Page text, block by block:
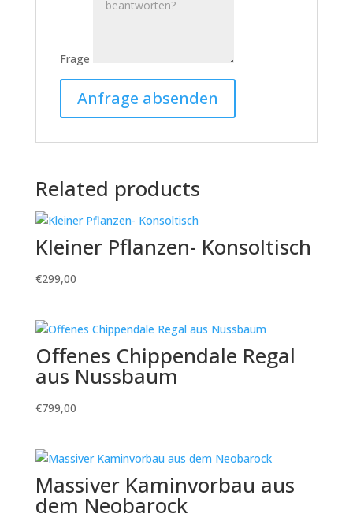
Frage
Related products
Kleiner Pflanzen- Konsoltisch
€299,00
Offenes Chippendale Regal
aus Nussbaum
€799,00
Massiver Kaminvorbau aus
dem Neobarock